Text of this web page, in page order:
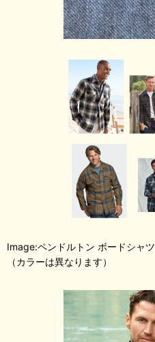
Image:ペンドルトン ボードシャツ
（カラーは異なります）